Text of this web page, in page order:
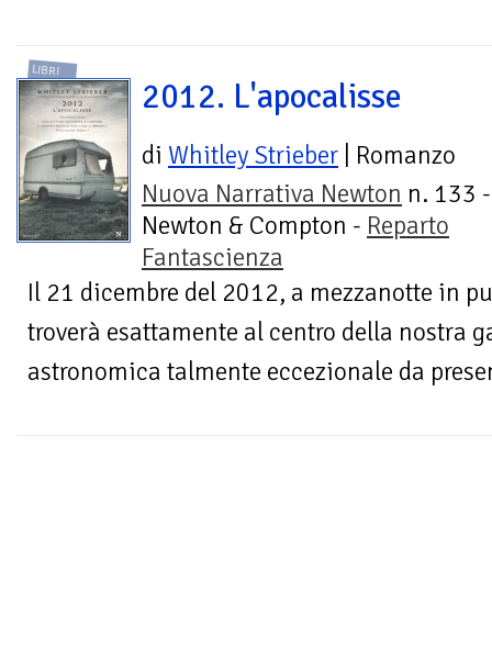
LIBRI
2012. L'apocalisse
di Whitley Strieber | Romanzo
Nuova Narrativa Newton n. 133 -
Newton & Compton - Reparto
Fantascienza
Il 21 dicembre del 2012, a mezzanotte in
troverà esattamente al centro della nostra
astronomica talmente eccezionale da